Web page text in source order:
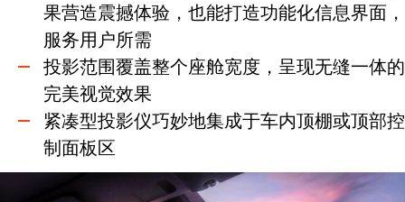
果营造震撼体验，也能打造功能化信息界面，
服务用户所需
投影范围覆盖整个座舱宽度，呈现无缝一体的
完美视觉效果
紧凑型投影仪巧妙地集成于车内顶棚或顶部控
制面板区